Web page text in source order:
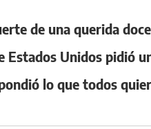
de una querida
Estados Unidos pidió
lo que todos